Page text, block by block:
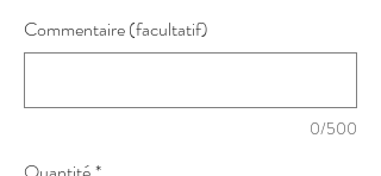
Commentaire (facultatif)
0/500